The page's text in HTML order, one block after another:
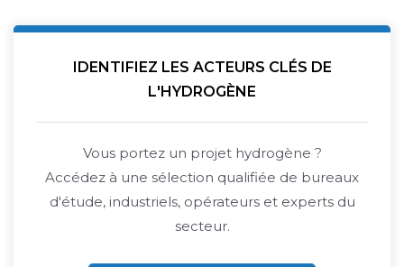
IDENTIFIEZ LES ACTEURS CLÉS DE
L'HYDROGÈNE
Vous portez un projet hydrogène ?
Accédez à une sélection qualifiée de bureaux
d'étude, industriels, opérateurs et experts du
secteur.